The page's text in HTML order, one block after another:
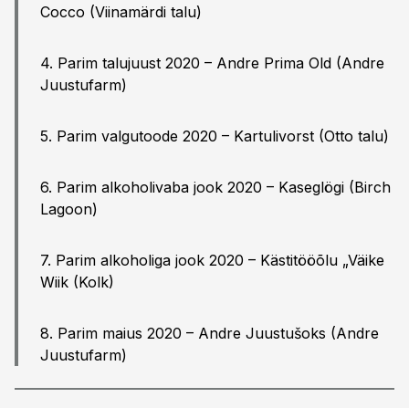
Cocco (Viinamärdi talu)
4. Parim talujuust 2020 – Andre Prima Old (Andre
Juustufarm)
5. Parim valgutoode 2020 – Kartulivorst (Otto talu)
6. Parim alkoholivaba jook 2020 – Kaseglögi (Birch
Lagoon)
7. Parim alkoholiga jook 2020 – Kästitööõlu „Väike
Wiik (Kolk)
8. Parim maius 2020 – Andre Juustušoks (Andre
Juustufarm)